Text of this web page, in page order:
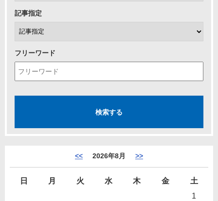
記事指定
フリーワード
<< 2026年8月 >>
日 月 火 水 木 金
土
1